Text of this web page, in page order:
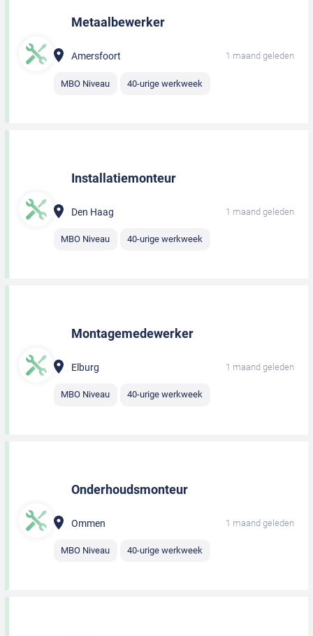
Metaalbewerker
Amersfoort 1 maand geleden
MBO Niveau 40-urige werkweek
Installatiemonteur
Den Haag 1 maand geleden
MBO Niveau 40-urige werkweek
Montagemedewerker
Elburg 1 maand geleden
MBO Niveau 40-urige werkweek
Onderhoudsmonteur
Ommen 1 maand geleden
MBO Niveau 40-urige werkweek